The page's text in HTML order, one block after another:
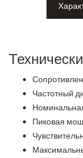
Частотный
Пиковая